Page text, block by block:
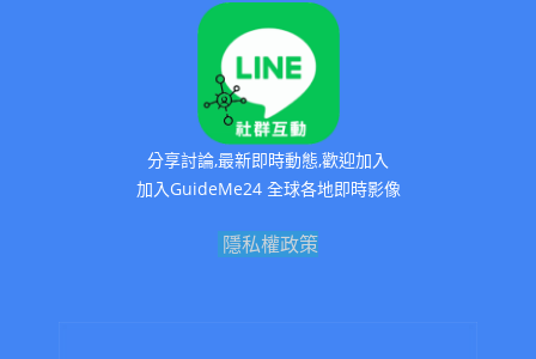
分享討論,最新即時動態,歡迎加入
加入GuideMe24 全球各地即時影像
隱私權政策